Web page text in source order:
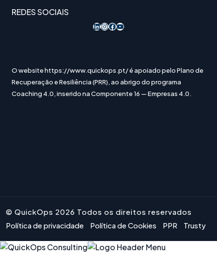
REDES SOCIAIS
LinkedIn InstagramAcesso ao Facebook YouTube
O website https://www.quickops.pt/ é apoiado pelo Plano de
Recuperação e Resiliência (PRR), ao abrigo do programa
Coaching 4.0, inserido na Componente 16 — Empresas 4.0.
© QuickOps 2026 Todos os direitos reservados
Política de privacidade
Política de Cookies PPR Trusty